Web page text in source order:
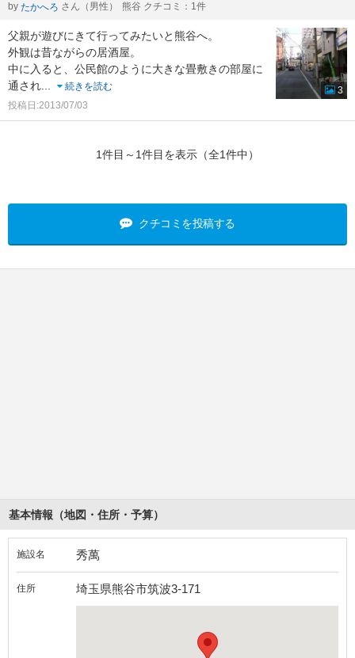
by たかへろ さん（男性） 熊谷 クチコミ：1件
父親が遊びにきて行ってみたいと熊谷へ。
外観は昔ながらの居酒屋。
中に入ると、公民館のように大きな畳敷きの部屋に
通され...
続きを読む
投稿日:2013/07/03
3
1件目～1件目を表示（全1件中）
クチコミを投稿する
基本情報（地図・住所・予算）
施設名 秀萬
住所 埼玉県熊谷市筑波3-171